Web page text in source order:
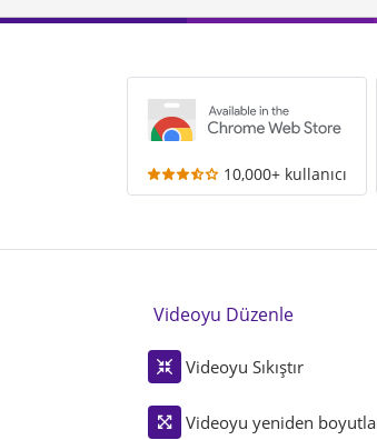
10,000+ kullanıcı
Videoyu Düzenle
Videoyu Sıkıştır
Videoyu yeniden